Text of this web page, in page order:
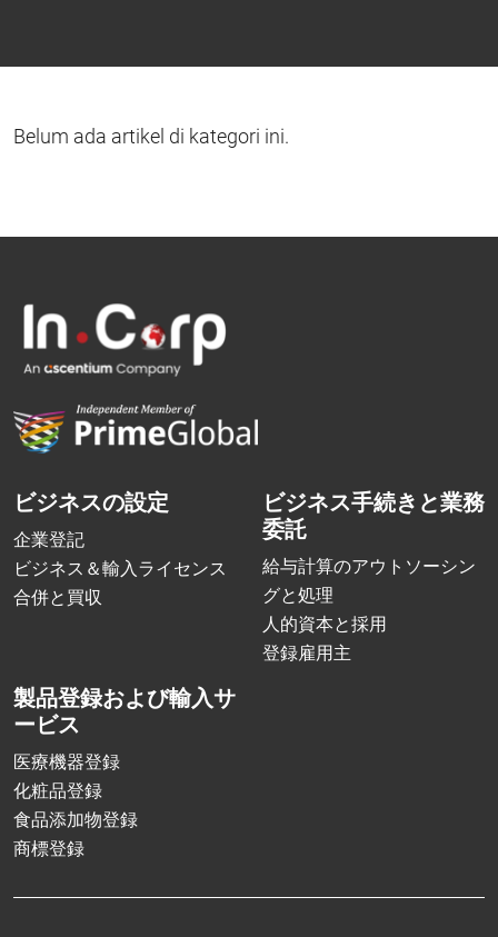
Belum ada artikel di kategori ini.
ビジネスの設定
企業登記
ビジネス＆輸入ライセンス
合併と買収
ビジネス手続きと業務
委託
給与計算のアウトソーシン
グと処理
人的資本と採用
登録雇用主
製品登録および輸入サ
ービス
医療機器登録
化粧品登録
食品添加物登録
商標登録